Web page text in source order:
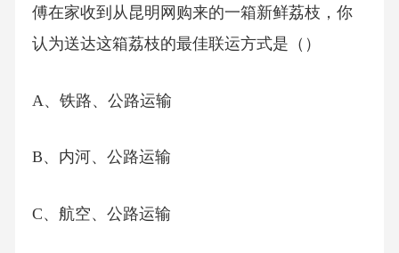
傅在家收到从昆明网购来的一箱新鲜荔枝，你
认为送达这箱荔枝的最佳联运方式是（）
A、铁路、公路运输
B、内河、公路运输
C、航空、公路运输